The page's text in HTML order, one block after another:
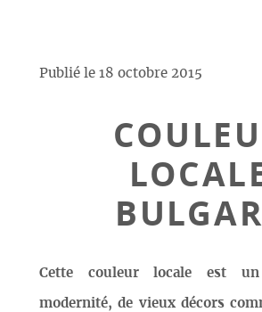
Publié le 18 octobre 2015
Cette couleur locale est
modernité, de vieux décors